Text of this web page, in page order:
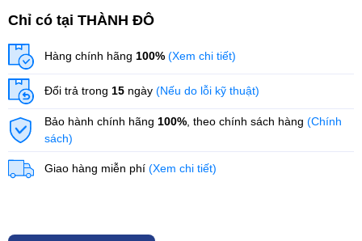
Chỉ có tại THÀNH ĐÔ
Hàng chính hãng 100% (Xem chi tiết)
Đổi trả trong 15 ngày (Nếu do lỗi kỹ thuật)
Bảo hành chính hãng 100% , theo chính sách hàng (Chính
sách)
Giao hàng miễn phí (Xem chi tiết)